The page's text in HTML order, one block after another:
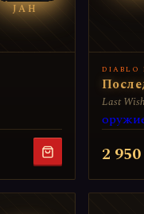
JAH
DIABLO
Last
2